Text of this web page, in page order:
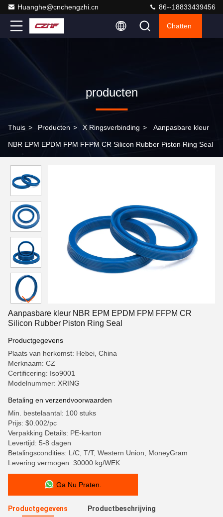
Huanghe@cnchengzhi.cn 86--18833439456
Chatten
producten
Thuis > Producten > X Ringsverbinding > Aanpasbare kleur
NBR EPM EPDM FPM FFPM CR Silicon Rubber Piston Ring Seal
Aanpasbare kleur NBR EPM EPDM FPM FFPM CR
Silicon Rubber Piston Ring Seal
Productgegevens
Plaats van herkomst: Hebei, China
Merknaam: CZ
Certificering: Iso9001
Modelnummer: XRING
Betaling en verzendvoorwaarden
Min. bestelaantal: 100 stuks
Prijs: $0.002/pc
Verpakking Details: PE-karton
Levertijd: 5-8 dagen
Betalingscondities: L/C, T/T, Western Union, MoneyGram
Levering vermogen: 30000 kg/WEK
Ga Nu Praten.
Productgegevens Productbeschrijving